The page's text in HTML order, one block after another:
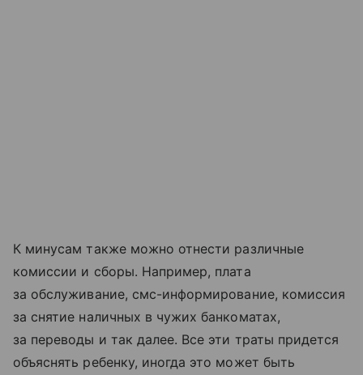
К минусам также можно отнести различные
комиссии и сборы. Например, плата
за обслуживание, смс-информирование, комиссия
за снятие наличных в чужих банкоматах,
за переводы и так далее. Все эти траты придется
объяснять ребенку, иногда это может быть